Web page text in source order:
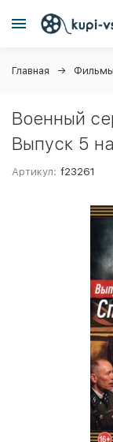
Главная
Военный
Выпуск 5
Артикул: f23261